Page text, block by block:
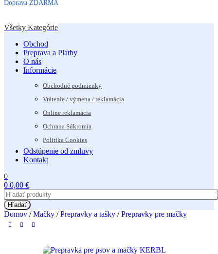
Doprava ZDARMA
Všetky Kategórie
Obchod
Preprava a Platby
O nás
Informácie
Obchodné podmienky
Vrátenie / výmena / reklamácia
Online reklamácia
Ochrana Súkromia
Politika Cookies
Odstúpenie od zmluvy
Kontakt
0
0 0,00 €
Hľadať
Domov / Mačky / Prepravky a tašky / Prepravky pre mačky